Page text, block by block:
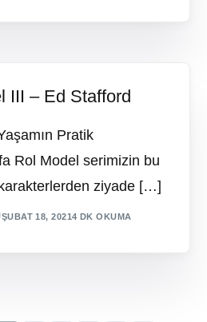
III – Ed Stafford
Pratik
Rol Model serimizin bu
ziyade […]
ŞUBAT 18, 20214 DK OKUMA